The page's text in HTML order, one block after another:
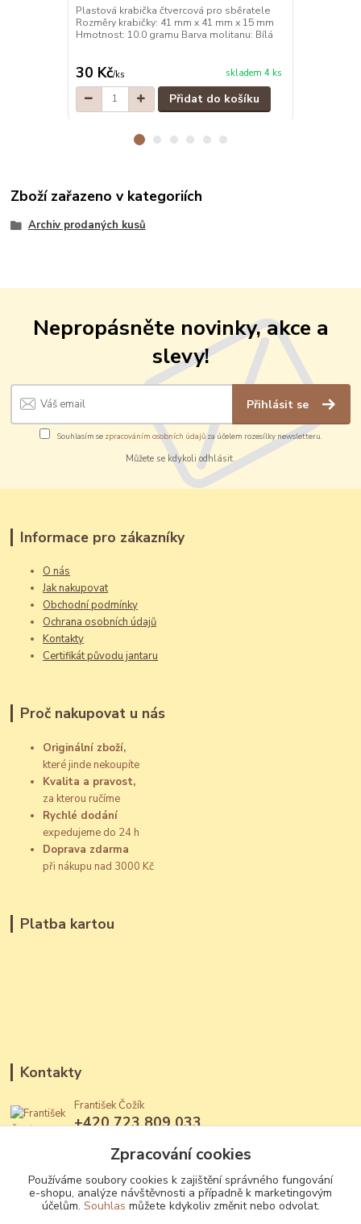
Plastová krabička čtvercová pro sběratele
Rozměry krabičky: 41 mm x 41 mm x 15 mm
Hmotnost: 10.0 gramu Barva molitanu: Bílá
30 Kč/ks skladem 4 ks
Přidat do košíku
Zboží zařazeno v kategoriích
Archiv prodaných kusů
Nepropásněte novinky, akce a
slevy!
Přihlásit se
Souhlasím se zpracováním osobních údajůza účelem rozesílky newsletteru.
Můžete se kdykoli odhlásit.
Informace pro zákazníky
O nás
Jak nakupovat
Obchodní podmínky
Ochrana osobních údajů
Kontakty
Certifikát původu jantaru
Proč nakupovat u nás
Originální zboží,
které jinde nekoupíte
Kvalita a pravost,
za kterou ručíme
Rychlé dodání
expedujeme do 24 h
Doprava zdarma
při nákupu nad 3000 Kč
Platba kartou
Kontakty
František Čožík
+420 723 809 033
Zpracování cookies
Používáme soubory cookies k zajištění správného fungování
e-shopu, analýze návštěvnosti a případně k marketingovým
účelům. Souhlas můžete kdykoliv změnit nebo odvolat.